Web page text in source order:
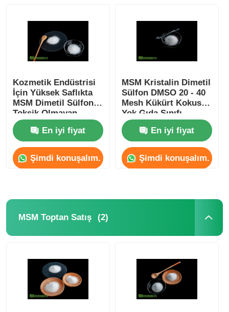
Kozmetik Endüstrisi
İçin Yüksek Saflıkta
MSM Dimetil Sülfon
Toksik Olmayan
Hammadde
En iyi fiyat
Şimdi konuşalım.
MSM Kristalin Dimetil
Sülfon DMSO 20 - 40
Mesh Kükürt Kokusu
Yok Gıda Sınıfı
En iyi fiyat
Şimdi konuşalım.
MSM Toptan Satış (2)